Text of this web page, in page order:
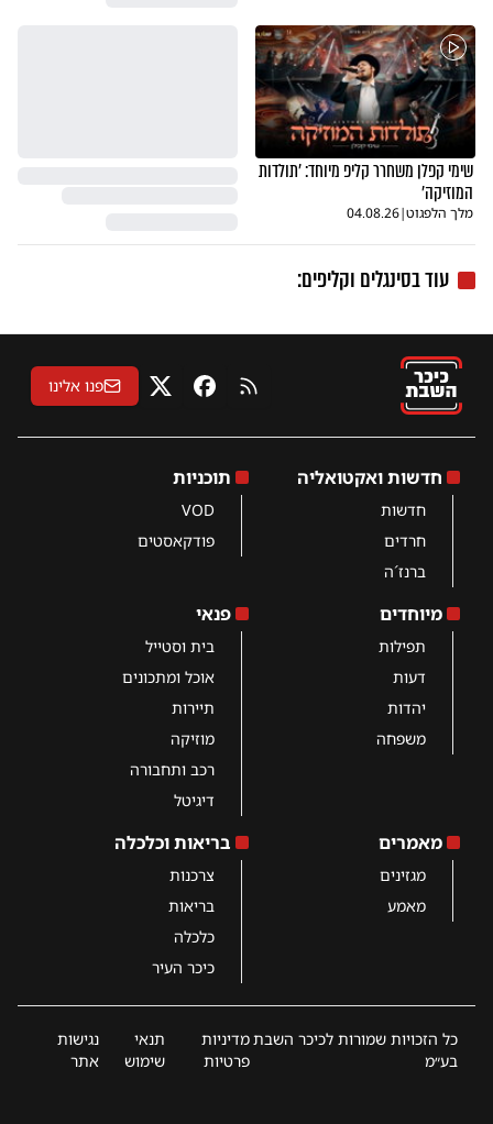
שימי קפלן משחרר קליפ מיוחד: 'תולדות
המוזיקה'
מלך הלפגוט|
04.08.26
עוד בסינגלים וקליפים:
RSS פייסבוקX פנו אלינו
חדשות ואקטואליה
חדשות
חרדים
ברנז´ה
תוכניות
VOD
פודקאסטים
מיוחדים
תפילות
דעות
יהדות
משפחה
פנאי
בית וסטייל
אוכל ומתכונים
תיירות
מוזיקה
רכב ותחבורה
דיגיטל
מאמרים
מגזינים
מאמע
בריאות וכלכלה
צרכנות
בריאות
כלכלה
כיכר העיר
כל הזכויות שמורות לכיכר השבת
בע״מ
מדיניות
פרטיות
תנאי
שימוש
נגישות
אתר